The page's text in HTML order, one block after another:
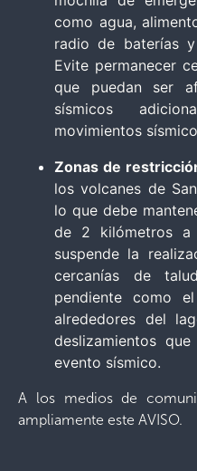
como agua,
radio de baterías y
Evite permanecer
que puedan ser
sísmicos
movimientos
Zonas de
los volcanes de
lo que debe
de 2 kilómetros a
suspende la
cercanías de
pendiente como
alrededores del
deslizamientos
evento sísmico.
A los medios de
ampliamente este AVISO.